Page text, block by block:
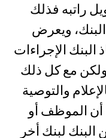
راتبه فذلك
ويعرض
البنك الإجراءات
ولكن مع كل ذلك
والتوصية
الموظف أو
لبنك أخر